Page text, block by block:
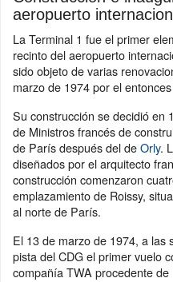
aeropuerto
La Terminal 1 fue el primer
recinto del aeropuerto
sido objeto de varias
marzo de 1974 por el
Su construcción se decidió en
de Ministros francés de
de París después del deOrly.
diseñados por el arquitecto
construcción comenzaron
emplazamiento de Roissy,
al norte de París.
El 13 de marzo de 1974, a las
pista del CDG el primer vuelo
compañía TWA procedente de